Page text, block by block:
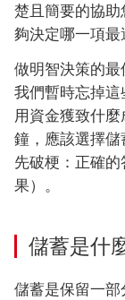
楚且簡要的協
夠決定哪一項最
做明智決策的
我們暫時忘掉
用資金獲致什
鐘，應該選擇
先破梗：正確
果）。
儲蓄是什
儲蓄是保留一